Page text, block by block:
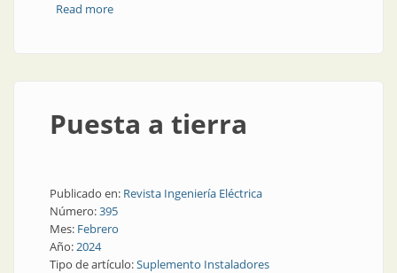
Read moreabout Los productos certificados ofrecen mayor
Puesta a tierra
Publicado en: Revista Ingeniería Eléctrica
Número:395
Mes: Febrero
Año:2024
Tipo de artículo:Suplemento Instaladores